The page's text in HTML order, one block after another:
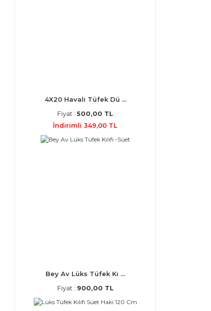
4X20 Havalı Tüfek Dü ...
Fiyat : 500,00 TL
İndirimli 349,00 TL
Bey Av Lüks Tüfek Kı ...
Fiyat : 900,00 TL